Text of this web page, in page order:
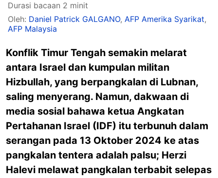
Durasi bacaan 2 minit
Oleh: Daniel Patrick GALGANO, AFP Amerika Syarikat,
AFP Malaysia
Konflik Timur Tengah semakin melarat
antara Israel dan kumpulan militan
Hizbullah, yang berpangkalan di Lubnan,
saling menyerang. Namun, dakwaan di
media sosial bahawa ketua Angkatan
Pertahanan Israel (IDF) itu terbunuh dalam
serangan pada 13 Oktober 2024 ke atas
pangkalan tentera adalah palsu; Herzi
Halevi melawat pangkalan terbabit selepas